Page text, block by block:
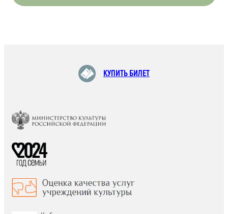
КУПИТЬ БИЛЕТ